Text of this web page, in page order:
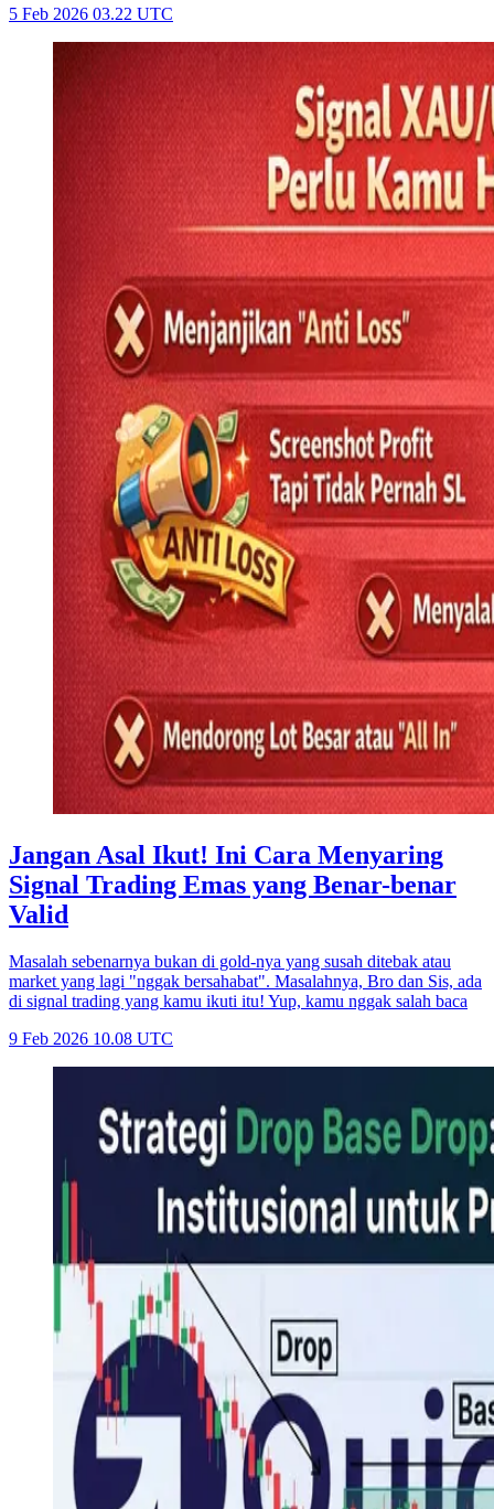
5 Feb 2026 03.22 UTC
Jangan Asal Ikut! Ini Cara Menyaring
Signal Trading Emas yang Benar-benar
Valid
Masalah sebenarnya bukan di gold-nya yang susah ditebak atau
market yang lagi "nggak bersahabat". Masalahnya, Bro dan Sis, ada
di signal trading yang kamu ikuti itu! Yup, kamu nggak salah baca
9 Feb 2026 10.08 UTC